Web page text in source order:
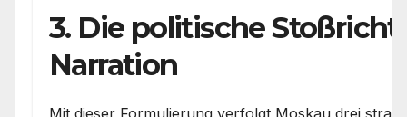
3. Die politische
Narration
Mit dieser Formulierung verfolgt Moskau drei